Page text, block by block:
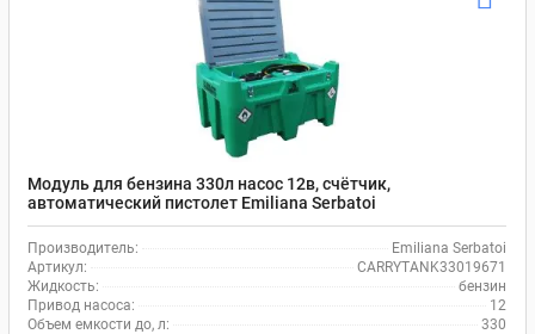
Модуль для бензина 330л насос 12в, счётчик,
автоматический пистолет Emiliana Serbatoi
CARRYTANK33019671
Производитель:
Emiliana Serbatoi
Артикул:
CARRYTANK33019671
Жидкость:
бензин
Привод насоса:
12
Объем емкости до, л:
330